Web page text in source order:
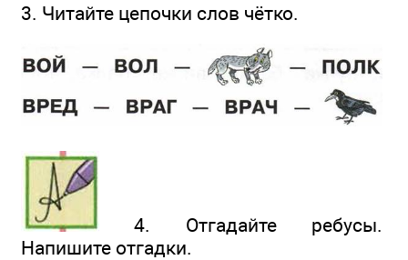
3. Читайте цепочки слов чётко.
4. Отгадайте ребусы.
Напишите отгадки.